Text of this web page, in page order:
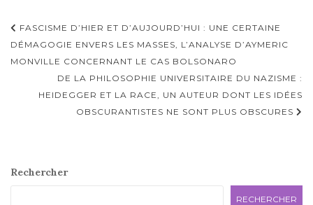
Navigation
d'article
FASCISME D’HIER ET D’AUJOURD’HUI : UNE CERTAINE
DÉMAGOGIE ENVERS LES MASSES, L’ANALYSE D’AYMERIC
MONVILLE CONCERNANT LE CAS BOLSONARO
DE LA PHILOSOPHIE UNIVERSITAIRE DU NAZISME :
HEIDEGGER ET LA RACE, UN AUTEUR DONT LES IDÉES
OBSCURANTISTES NE SONT PLUS OBSCURES
Rechercher
RECHERCHER